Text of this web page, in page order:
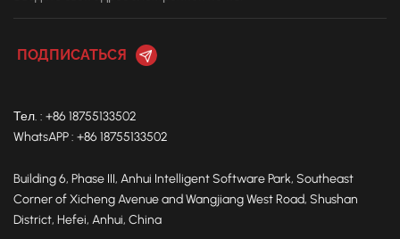
Тел. : +86 18755133502
WhatsAPP : +86 18755133502
Building 6, Phase III, Anhui Intelligent Software Park, Southeast
Corner of Xicheng Avenue and Wangjiang West Road, Shushan
District, Hefei, Anhui, China